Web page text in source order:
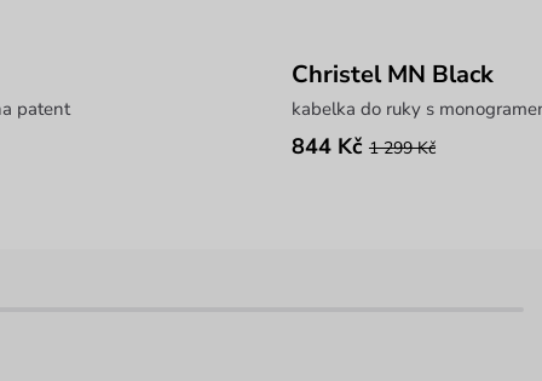
patent
Christel MN Black
kabelka do ruky s
844 Kč 1 299 Kč